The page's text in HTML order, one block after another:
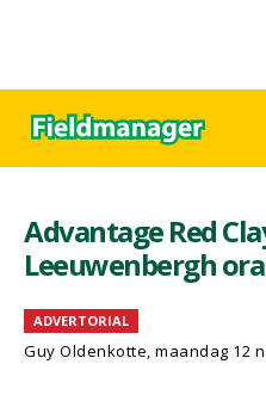
Advantage Red
Leeuwenbergh
ADVERTORIAL
Guy Oldenkotte, maandag 12